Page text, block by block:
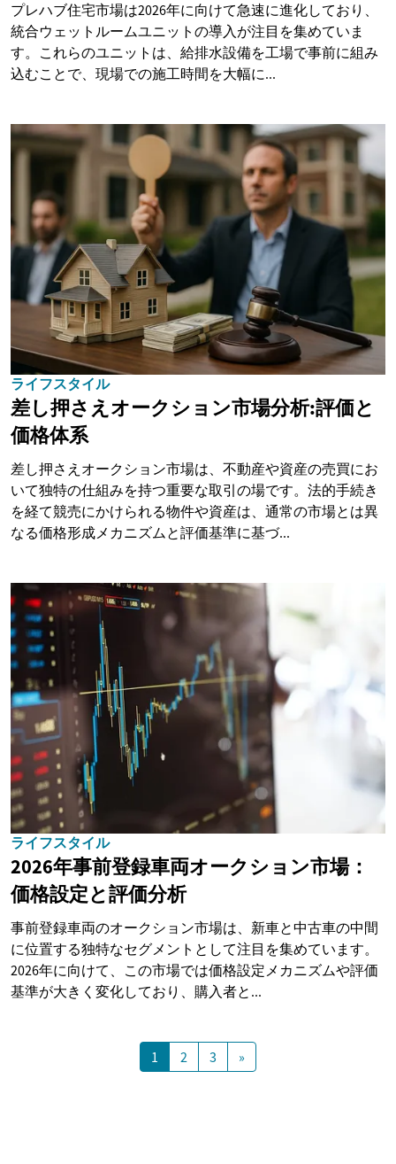
プレハブ住宅市場は2026年に向けて急速に進化しており、
統合ウェットルームユニットの導入が注目を集めていま
す。これらのユニットは、給排水設備を工場で事前に組み
込むことで、現場での施工時間を大幅に...
ライフスタイル
差し押さえオークション市場分析:評価と
価格体系
差し押さえオークション市場は、不動産や資産の売買にお
いて独特の仕組みを持つ重要な取引の場です。法的手続き
を経て競売にかけられる物件や資産は、通常の市場とは異
なる価格形成メカニズムと評価基準に基づ...
ライフスタイル
2026年事前登録車両オークション市場：
価格設定と評価分析
事前登録車両のオークション市場は、新車と中古車の中間
に位置する独特なセグメントとして注目を集めています。
2026年に向けて、この市場では価格設定メカニズムや評価
基準が大きく変化しており、購入者と...
1 2 3 »